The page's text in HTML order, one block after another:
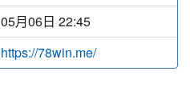
05月06日 22:45
https://78win.me/